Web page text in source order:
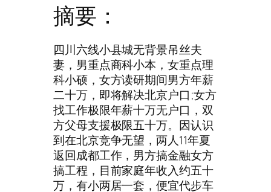
摘要：
四川六线小县城无背景吊丝夫
妻，男重点商科小本，女重点理
科小硕，女方读研期间男方年薪
二十万，即将解决北京户口;女方
找工作极限年薪十万无户口，双
方父母支援极限五十万。因认识
到在北京竞争无望，两人11年夏
返回成都工作，男方搞金融女方
搞工程，目前家庭年收入约五十
万，有小两居一套，便宜代步车